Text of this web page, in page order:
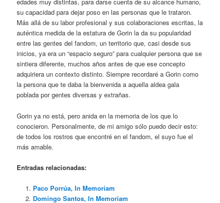
edades muy distintas, para darse cuenta de su alcance humano,
su capacidad para dejar poso en las personas que le trataron.
Más allá de su labor profesional y sus colaboraciones escritas, la
auténtica medida de la estatura de Gorin la da su popularidad
entre las gentes del fandom, un territorio que, casi desde sus
inicios, ya era un “espacio seguro” para cualquier persona que se
sintiera diferente, muchos años antes de que ese concepto
adquiriera un contexto distinto. Siempre recordaré a Gorin como
la persona que te daba la bienvenida a aquella aldea gala
poblada por gentes diversas y extrañas.
Gorin ya no está, pero anida en la memoria de los que lo
conocieron. Personalmente, de mi amigo sólo puedo decir esto:
de todos los rostros que encontré en el fandom, el suyo fue el
más amable.
Entradas relacionadas:
Paco Porrúa, In Memoriam
Domingo Santos, In Memoriam